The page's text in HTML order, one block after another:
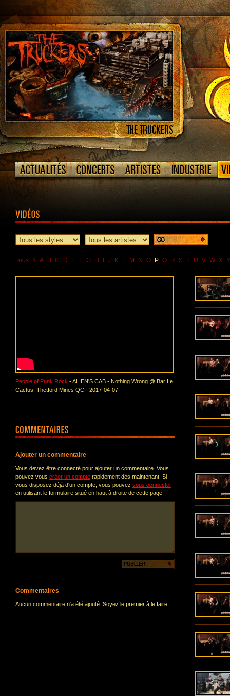
Tous # A B C D E F G H J K L M N O P Q R S T U V W X Y
People of Punk Rock - ALIEN'S CAB - Nothing Wrong @ Bar Le
Cactus, Thetford Mines QC - 2017-04-07
Ajouter un commentaire
Vous devez être connecté pour ajouter un commentaire. Vous
pouvez vous créer un compte rapidement dès maintenant. Si
vous disposez déjà d'un compte, vous pouvez vous connecter
en utilisant le formulaire situé en haut à droite de cette page.
Commentaires
Aucun commentaire n'a été ajouté. Soyez le premier à le faire!